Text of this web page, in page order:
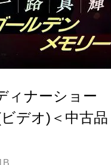
ィナーショー
デオ)＜中古品